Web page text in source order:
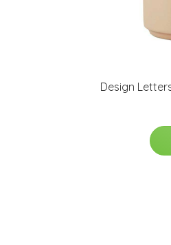
Design